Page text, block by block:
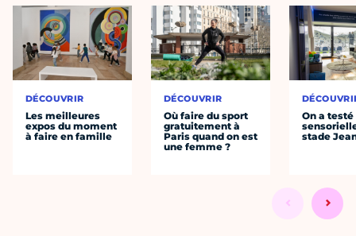
DÉCOUVRIR
Les meilleures
expos du moment
à faire en famille
DÉCOUVRIR
Où faire du sport
gratuitement à
Paris quand on est
une femme ?
On a
stade